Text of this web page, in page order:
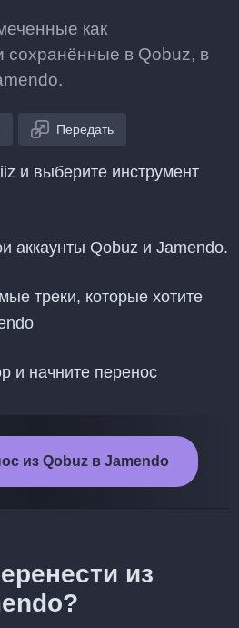
как
сохранённые в Qobuz, в
Передать
и выберите инструмент
аккаунты Qobuz и Jamendo.
треки, которые хотите
и начните перенос
из Qobuz в Jamendo
из